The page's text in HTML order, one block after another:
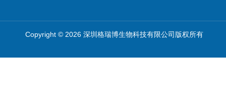
Copyright © 2026 深圳格瑞博生物科技有限公司版权所有